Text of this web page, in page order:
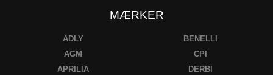
MÆRKER
ADLY
AGM
APRILIA
BENELLI
CPI
DERBI